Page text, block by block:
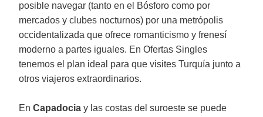
posible navegar (tanto en el Bósforo como por
mercados y clubes nocturnos) por una metrópolis
occidentalizada que ofrece romanticismo y frenesí
moderno a partes iguales. En Ofertas Singles
tenemos el plan ideal para que visites Turquía junto a
otros viajeros extraordinarios.
En Capadocia y las costas del suroeste se puede